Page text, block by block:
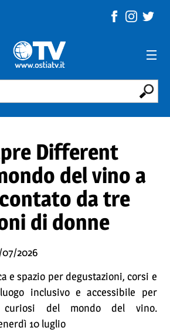
Different
del vino a
da tre
di donne
2026
e spazio per degustazioni, corsi e
inclusivo e accessibile per
curiosi del mondo del vino.
10 luglio